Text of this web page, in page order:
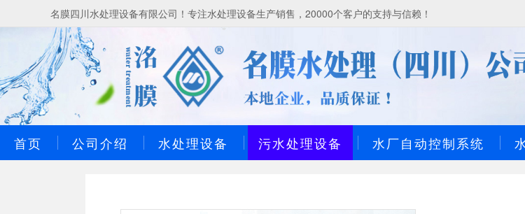
名膜四川水处理设备有限公司！专注水处理设备生产销售，20000个客户的支持与信赖！
首页 公司介绍 水处理设备 污水处理设备 水厂自动控制系统